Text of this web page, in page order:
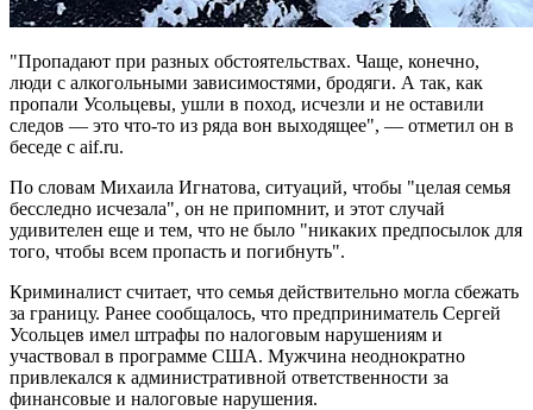
"Пропадают при разных обстоятельствах. Чаще, конечно,
люди с алкогольными зависимостями, бродяги. А так, как
пропали Усольцевы, ушли в поход, исчезли и не оставили
следов — это что-то из ряда вон выходящее", — отметил он в
беседе с aif.ru.
По словам Михаила Игнатова, ситуаций, чтобы "целая семья
бесследно исчезала", он не припомнит, и этот случай
удивителен еще и тем, что не было "никаких предпосылок для
того, чтобы всем пропасть и погибнуть".
Криминалист считает, что семья действительно могла сбежать
за границу. Ранее сообщалось, что предприниматель Сергей
Усольцев имел штрафы по налоговым нарушениям и
участвовал в программе США. Мужчина неоднократно
привлекался к административной ответственности за
финансовые и налоговые нарушения.